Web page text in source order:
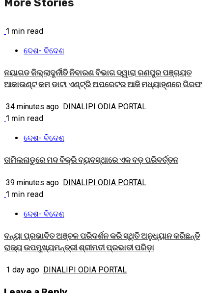
More Stories
1 min read
ଦେଶ- ବିଦେଶ
ନୟାଗଡ ଜିଲ୍ଲାଦୁର୍ନୀତି ନିବାରଣ ବିଭାଗ ଦ୍ୱାରା ରଣପୁର ପଞ୍ଚାୟତ
ଆକାଉଣ୍ଟ କମ ଡାଟା ଏଣ୍ଟ୍ରି ଅପରେଟର ଆଜି ମଧ୍ୟାହ୍‌ଣରେ ଗିରଫ
34 minutes ago DINALIPI ODIA PORTAL
1 min read
ଦେଶ- ବିଦେଶ
ତାମିଲନାଡୁରେ ମଦ ବିକ୍ରି ବ୍ୟବସ୍ଥାରେ ଏକ ବଡ଼ ପରିବର୍ତ୍ତନ
39 minutes ago DINALIPI ODIA PORTAL
1 min read
ଦେଶ- ବିଦେଶ
ବନ୍ୟା ପ୍ରଭାବିତ ଅଞ୍ଚଳ ପରିଦର୍ଶନ କରି ସ୍ଥିତି ଅନୁଧ୍ୟାନ କରିଛନ୍ତି
ରାଜ୍ୟ ଉପମୁଖ୍ୟମନ୍ତ୍ରୀ ଶ୍ରୀମତୀ ପ୍ରଭାତୀ ପରିଡ଼ା
1 day ago DINALIPI ODIA PORTAL